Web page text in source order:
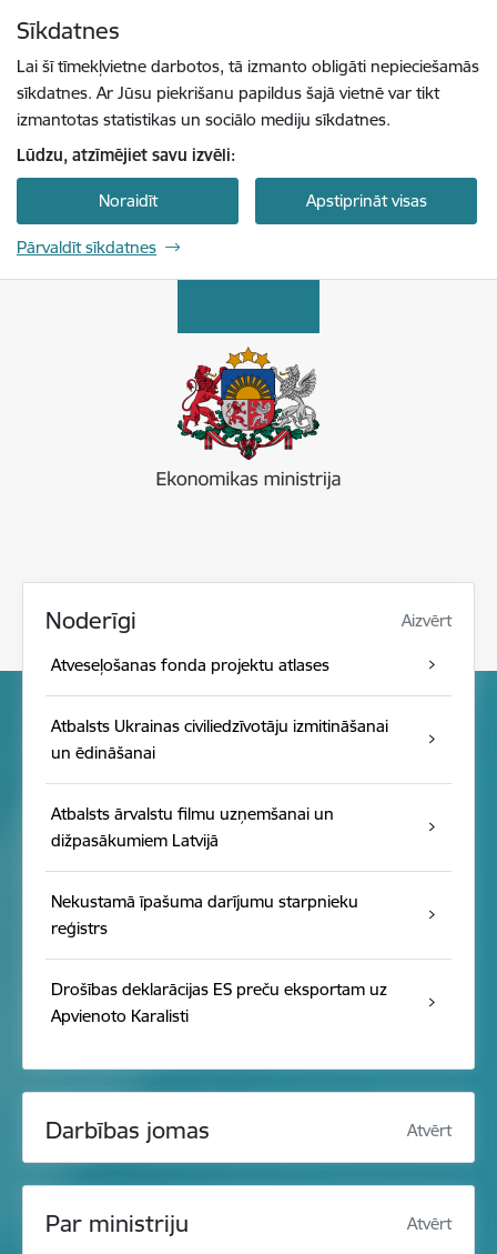
Sīkdatnes
Lai šī tīmekļvietne darbotos, tā izmanto obligāti nepieciešamās
sīkdatnes. Ar Jūsu piekrišanu papildus šajā vietnē var tikt
izmantotas statistikas un sociālo mediju sīkdatnes.
Lūdzu, atzīmējiet savu izvēli:
Noraidīt Apstiprināt visas
Pārvaldīt sīkdatnes
Noderīgi Aizvērt
Atveseļošanas fonda projektu atlases
Atbalsts Ukrainas civiliedzīvotāju izmitināšanai
un ēdināšanai
Atbalsts ārvalstu filmu uzņemšanai un
dižpasākumiem Latvijā
Nekustamā īpašuma darījumu starpnieku
reģistrs
Drošības deklarācijas ES preču eksportam uz
Apvienoto Karalisti
Darbības jomas Atvērt
Par ministriju Atvērt